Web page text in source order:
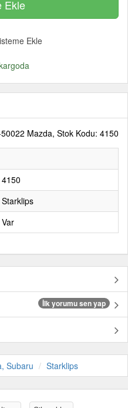
Ekle
Mazda, Stok Kodu: 4150
4150
Starklips
Var
İlk yorumu sen yap
Subaru Starklips